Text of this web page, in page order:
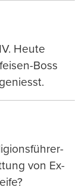
Heute
Boss
von Ex-